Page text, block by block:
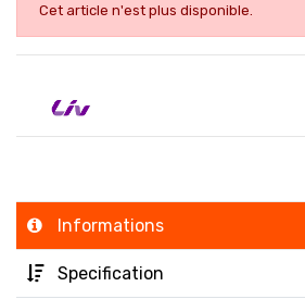
Cet article n'est plus disponible.
Informations
Specification